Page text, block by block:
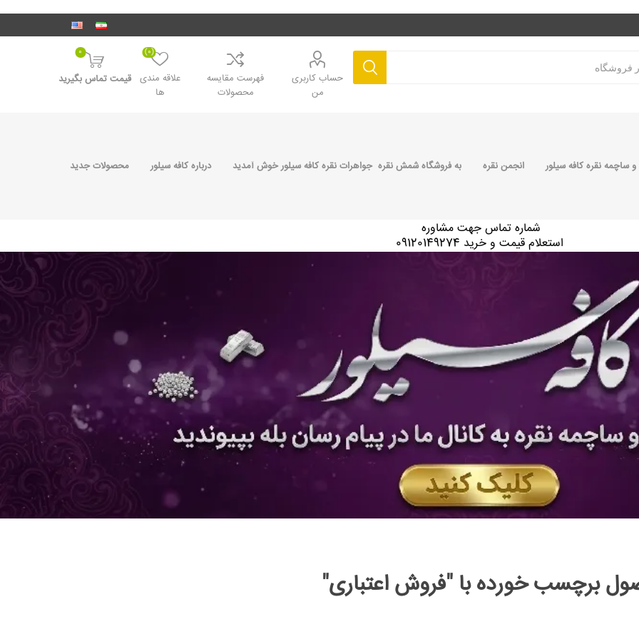
حساب کاربری
من
فهرست مقایسه
محصولات
علاقه مندی
ها
(0)
0
قیمت تماس بگیرید
ساچمه نقره کافه سیلور انجمن نقره به فروشگاه شمش نقره جواهرات نقره کافه سیلور خوش آمدید درباره کافه سیلور محصولات جدید
شماره تماس جهت مشاوره
استعلام قیمت و خرید 09120149274
برچسب خورده با "فروش اعتباری"